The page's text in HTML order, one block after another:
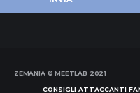
ZEMANIA © MEETLAB 2021
CONSIGLI ATTACCANTI